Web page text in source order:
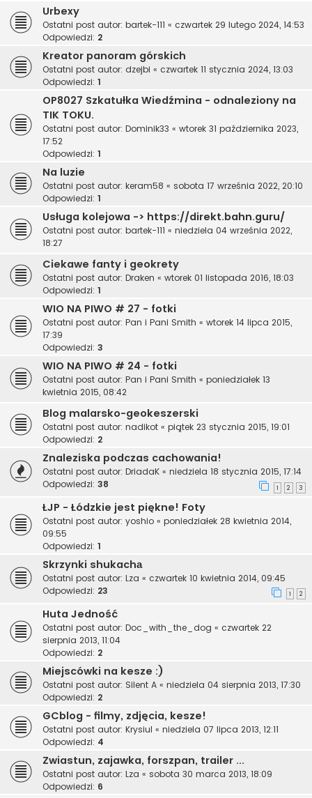
Urbexy
Ostatni post autor: bartek-111 « czwartek 29 lutego 2024, 14:53
Odpowiedzi: 2
Kreator panoram górskich
Ostatni post autor: dzejbi « czwartek 11 stycznia 2024, 13:03
Odpowiedzi: 1
OP8027 Szkatułka Wiedźmina - odnaleziony na
TIK TOKU.
Ostatni post autor: Dominik33 « wtorek 31 października 2023,
17:52
Odpowiedzi: 1
Na luzie
Ostatni post autor: keram58 « sobota 17 września 2022, 20:10
Odpowiedzi: 1
Usługa kolejowa -> https://direkt.bahn.guru/
Ostatni post autor: bartek-111 « niedziela 04 września 2022,
18:27
Ciekawe fanty i geokrety
Ostatni post autor: Draken « wtorek 01 listopada 2016, 18:03
Odpowiedzi: 1
WIO NA PIWO # 27 - fotki
Ostatni post autor: Pan i Pani Smith « wtorek 14 lipca 2015,
17:39
Odpowiedzi: 3
WIO NA PIWO # 24 - fotki
Ostatni post autor: Pan i Pani Smith « poniedziałek 13
kwietnia 2015, 08:42
Blog malarsko-geokeszerski
Ostatni post autor: nadikot « piątek 23 stycznia 2015, 19:01
Odpowiedzi: 2
Znaleziska podczas cachowania!
Ostatni post autor: DriadaK « niedziela 18 stycznia 2015, 17:14
Odpowiedzi: 38 1 2 3
ŁJP - Łódzkie jest piękne! Foty
Ostatni post autor: yoshio « poniedziałek 28 kwietnia 2014,
09:55
Odpowiedzi: 1
Skrzynki shukachа
Ostatni post autor: Lza « czwartek 10 kwietnia 2014, 09:45
Odpowiedzi: 23 1 2
Huta Jedność
Ostatni post autor: Doc_with_the_dog « czwartek 22
sierpnia 2013, 11:04
Odpowiedzi: 2
Miejscówki na kesze :)
Ostatni post autor: Silent A « niedziela 04 sierpnia 2013, 17:30
Odpowiedzi: 2
GCblog - filmy, zdjęcia, kesze!
Ostatni post autor: Krysiul « niedziela 07 lipca 2013, 12:11
Odpowiedzi: 4
Zwiastun, zajawka, forszpan, trailer ...
Ostatni post autor: Lza « sobota 30 marca 2013, 18:09
Odpowiedzi: 6